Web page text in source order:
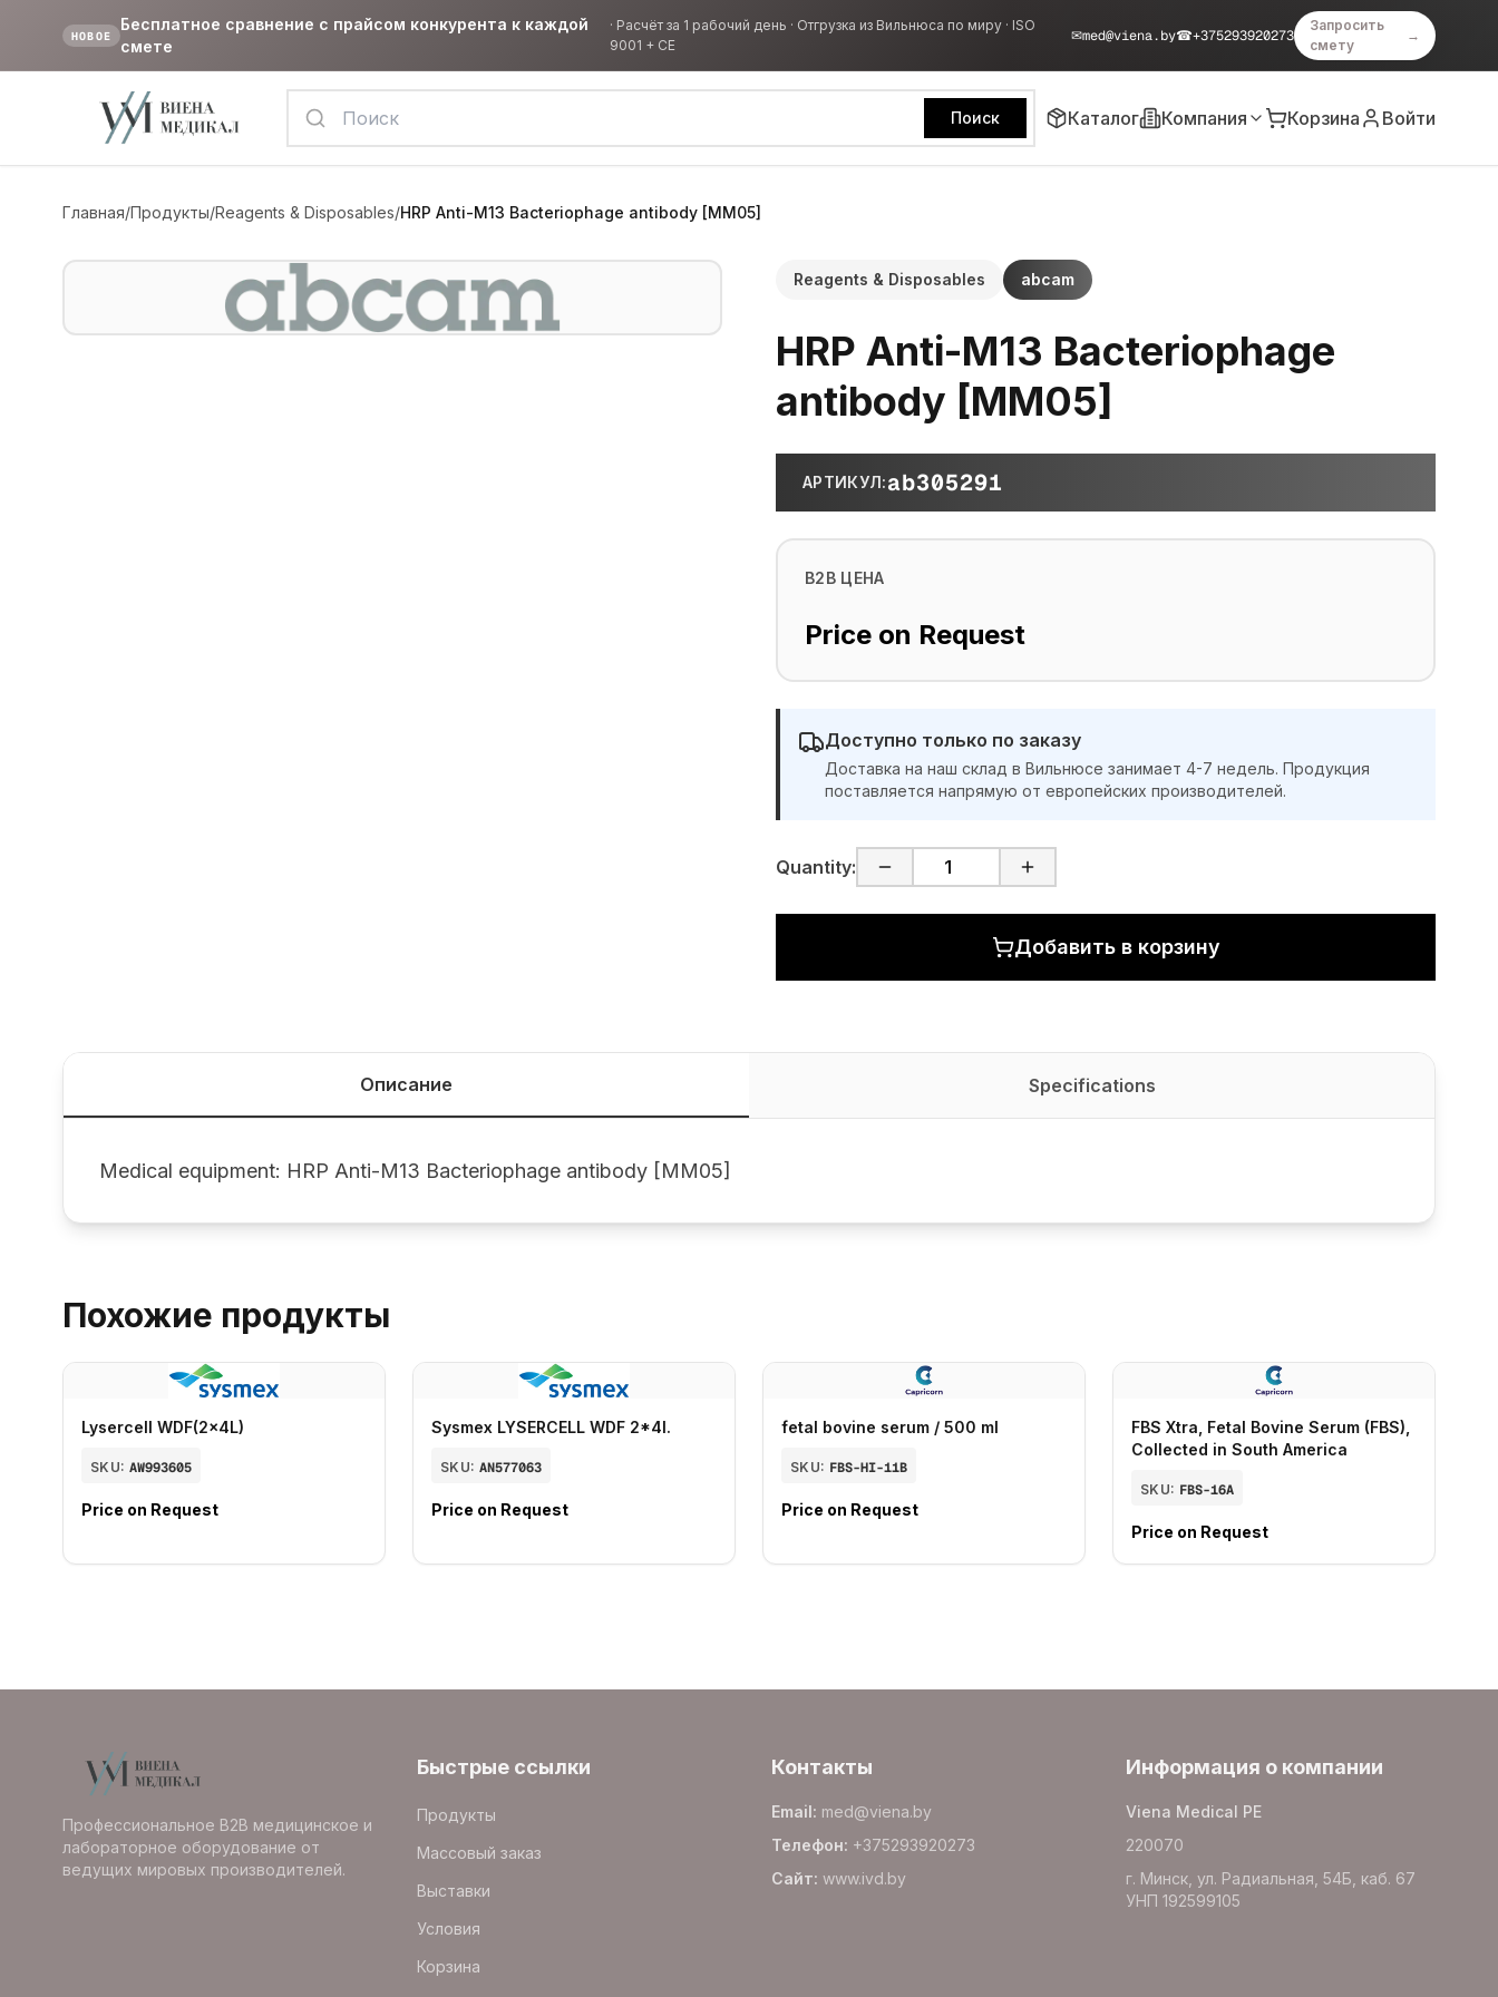
НОВОЕ
Бесплатное сравнение с прайсом конкурента к каждой
смете
· Расчёт за 1 рабочий день · Отгрузка из Вильнюса по миру · ISO
9001 + CE
✉med@viena.by☎+375293920273
Запросить
смету
→
Поиск Каталог Компания Корзина Войти
Главная/Продукты/Reagents & Disposables/HRP Anti-M13 Bacteriophage antibody [MM05]
Reagents & Disposables abcam
HRP Anti-M13 Bacteriophage
antibody [MM05]
АРТИКУЛ:ab305291
B2B ЦЕНА
Price on Request
Доступно только по заказу
Доставка на наш склад в Вильнюсе занимает 4-7 недель. Продукция
поставляется напрямую от европейских производителей.
Quantity:
Добавить в корзину
Описание Specifications
Medical equipment: HRP Anti-M13 Bacteriophage antibody [MM05]
Похожие продукты
Lysercell WDF(2x4L)
SKU: AW993605
Price on Request
Sysmex LYSERCELL WDF 2*4l.
SKU: AN577063
Price on Request
fetal bovine serum / 500 ml
SKU: FBS-HI-11B
Price on Request
FBS Xtra, Fetal Bovine Serum (FBS),
Collected in South America
SKU: FBS-16A
Price on Request
Профессиональное B2B медицинское и
лабораторное оборудование от
ведущих мировых производителей.
Быстрые ссылки
Продукты
Массовый заказ
Выставки
Условия
Корзина
Контакты
Email: med@viena.by
Телефон: +375293920273
Сайт: www.ivd.by
Информация о компании
Viena Medical PE
220070
г. Минск, ул. Радиальная, 54Б, каб. 67
УНП 192599105